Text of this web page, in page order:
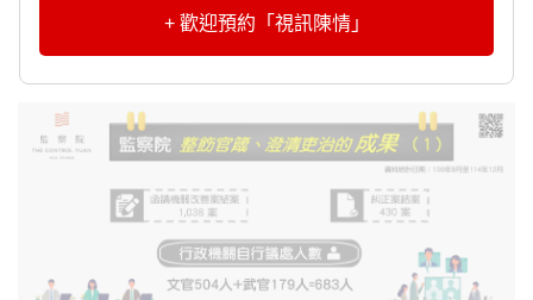
+ 歡迎預約「視訊陳情」